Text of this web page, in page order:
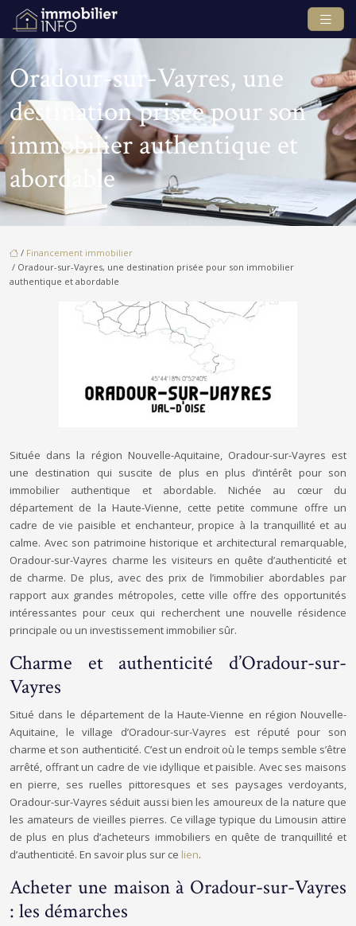
Oradour-sur-Vayres, une
destination prisée pour son
immobilier authentique et
abordable
/ Financement immobilier
/ Oradour-sur-Vayres, une destination prisée pour son immobilier
authentique et abordable
Située dans la région Nouvelle-Aquitaine, Oradour-sur-Vayres est
une destination qui suscite de plus en plus d’intérêt pour son
immobilier authentique et abordable. Nichée au cœur du
département de la Haute-Vienne, cette petite commune offre un
cadre de vie paisible et enchanteur, propice à la tranquillité et au
calme. Avec son patrimoine historique et architectural remarquable,
Oradour-sur-Vayres charme les visiteurs en quête d’authenticité et
de charme. De plus, avec des prix de l’immobilier abordables par
rapport aux grandes métropoles, cette ville offre des opportunités
intéressantes pour ceux qui recherchent une nouvelle résidence
principale ou un investissement immobilier sûr.
Charme et authenticité d’Oradour-sur-
Vayres
Situé dans le département de la Haute-Vienne en région Nouvelle-
Aquitaine, le village d’Oradour-sur-Vayres est réputé pour son
charme et son authenticité. C’est un endroit où le temps semble s’être
arrêté, offrant un cadre de vie idyllique et paisible. Avec ses maisons
en pierre, ses ruelles pittoresques et ses paysages verdoyants,
Oradour-sur-Vayres séduit aussi bien les amoureux de la nature que
les amateurs de vieilles pierres. Ce village typique du Limousin attire
de plus en plus d’acheteurs immobiliers en quête de tranquillité et
d’authenticité. En savoir plus sur ce lien.
Acheter une maison à Oradour-sur-Vayres
: les démarches